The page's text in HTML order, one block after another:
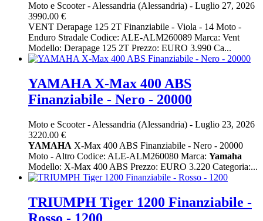
Moto e Scooter- Alessandria (Alessandria) - Luglio 27, 2026
3990.00 €
VENT Derapage 125 2T Finanziabile - Viola - 14 Moto -
Enduro Stradale Codice: ALE-ALM260089 Marca: Vent
Modello: Derapage 125 2T Prezzo: EURO 3.990 Ca...
YAMAHA X-Max 400 ABS
Finanziabile - Nero - 20000
Moto e Scooter- Alessandria (Alessandria) - Luglio 23, 2026
3220.00 €
YAMAHA X-Max 400 ABS Finanziabile - Nero - 20000
Moto - Altro Codice: ALE-ALM260080 Marca: Yamaha
Modello: X-Max 400 ABS Prezzo: EURO 3.220 Categoria:...
TRIUMPH Tiger 1200 Finanziabile -
Rosso - 1200